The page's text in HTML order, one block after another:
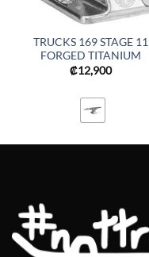
TRUCKS 169 STAGE 11
FORGED TITANIUM
₡12,900